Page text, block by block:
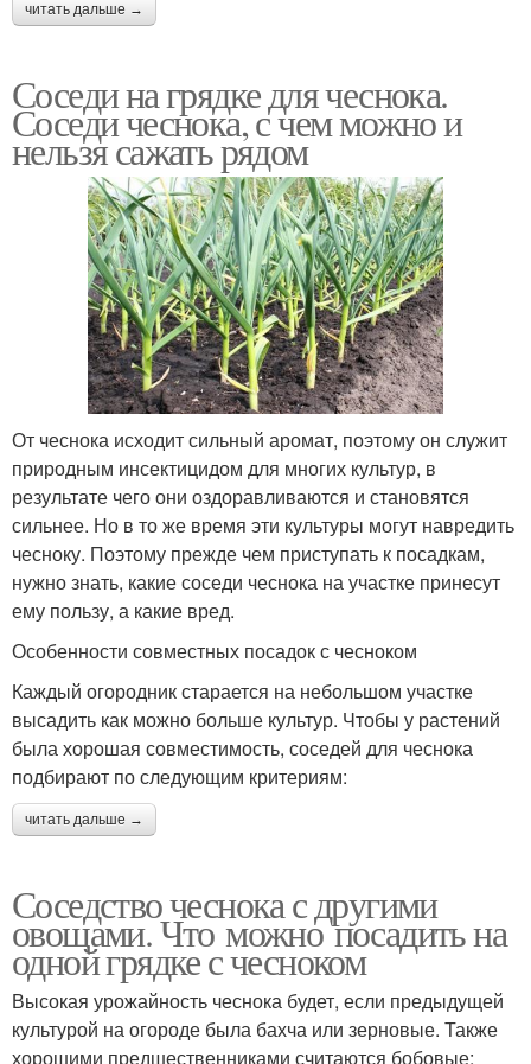
читать дальше →
Соседи на грядке для чеснока.
Соседи чеснока, с чем можно и
нельзя сажать рядом
От чеснока исходит сильный аромат, поэтому он служит
природным инсектицидом для многих культур, в
результате чего они оздоравливаются и становятся
сильнее. Но в то же время эти культуры могут навредить
чесноку. Поэтому прежде чем приступать к посадкам,
нужно знать, какие соседи чеснока на участке принесут
ему пользу, а какие вред.
Особенности совместных посадок с чесноком
Каждый огородник старается на небольшом участке
высадить как можно больше культур. Чтобы у растений
была хорошая совместимость, соседей для чеснока
подбирают по следующим критериям:
читать дальше →
Соседство чеснока с другими
овощами. Что можно посадить на
одной грядке с чесноком
Высокая урожайность чеснока будет, если предыдущей
культурой на огороде была бахча или зерновые. Также
хорошими предшественниками считаются бобовые: